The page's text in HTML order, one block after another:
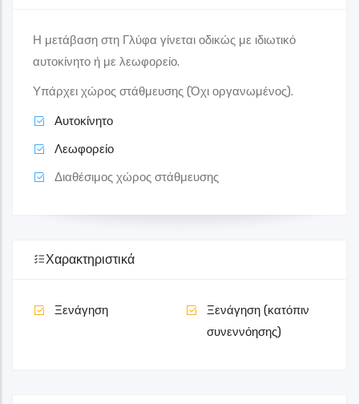
Η μετάβαση στη Γλύφα γίνεται οδικώς με ιδιωτικό
αυτοκίνητο ή με λεωφορείο.
Υπάρχει χώρος στάθμευσης (Όχι οργανωμένος).
Αυτοκίνητο
Λεωφορείο
Διαθέσιμος χώρος στάθμευσης
Χαρακτηριστικά
Ξενάγηση
Ξενάγηση (κατόπιν
συνεννόησης)